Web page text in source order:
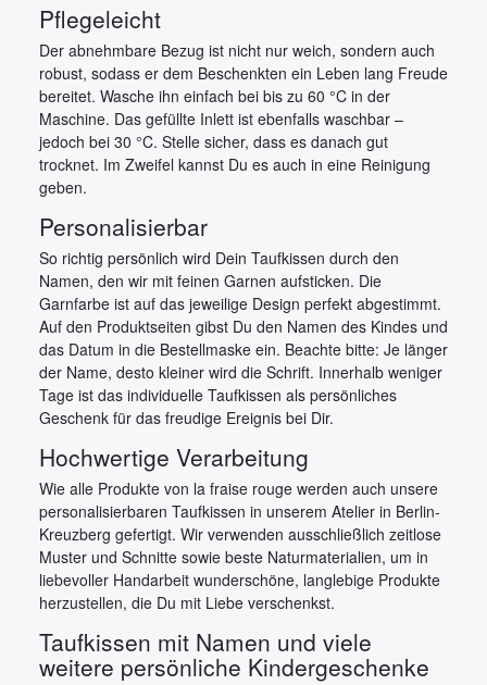
Pflegeleicht
Der abnehmbare Bezug ist nicht nur weich, sondern auch
robust, sodass er dem Beschenkten ein Leben lang Freude
bereitet. Wasche ihn einfach bei bis zu 60 °C in der
Maschine. Das gefüllte Inlett ist ebenfalls waschbar –
jedoch bei 30 °C. Stelle sicher, dass es danach gut
trocknet. Im Zweifel kannst Du es auch in eine Reinigung
geben.
Personalisierbar
So richtig persönlich wird Dein Taufkissen durch den
Namen, den wir mit feinen Garnen aufsticken. Die
Garnfarbe ist auf das jeweilige Design perfekt abgestimmt.
Auf den Produktseiten gibst Du den Namen des Kindes und
das Datum in die Bestellmaske ein. Beachte bitte: Je länger
der Name, desto kleiner wird die Schrift. Innerhalb weniger
Tage ist das individuelle Taufkissen als persönliches
Geschenk für das freudige Ereignis bei Dir.
Hochwertige Verarbeitung
Wie alle Produkte von la fraise rouge werden auch unsere
personalisierbaren Taufkissen in unserem Atelier in Berlin-
Kreuzberg gefertigt. Wir verwenden ausschließlich zeitlose
Muster und Schnitte sowie beste Naturmaterialien, um in
liebevoller Handarbeit wunderschöne, langlebige Produkte
herzustellen, die Du mit Liebe verschenkst.
Taufkissen mit Namen und viele
weitere persönliche Kindergeschenke